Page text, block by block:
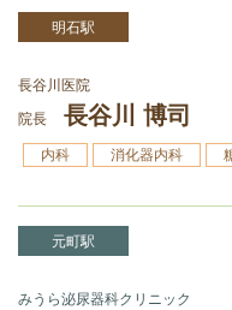
明石駅
長谷川医院
院長
長谷川 博司
内科 消化器内科
元町駅
みうら泌尿器科クリニック